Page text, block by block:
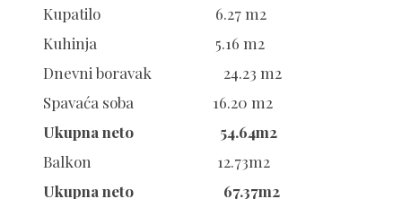
Kupatilo 6.27 m2
Kuhinja 5.16 m2
Dnevni boravak 24.23 m2
Spavaća soba 16.20 m2
Ukupna neto 54.64m2
Balkon 12.73m2
Ukupna neto 67.37m2